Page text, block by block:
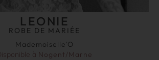
LEONIE
ROBE DE MARIÉE
Mademoiselle'O
Disponible à Nogent/Marne